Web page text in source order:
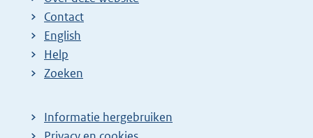
Contact
English
Help
Zoeken
Informatie hergebruiken